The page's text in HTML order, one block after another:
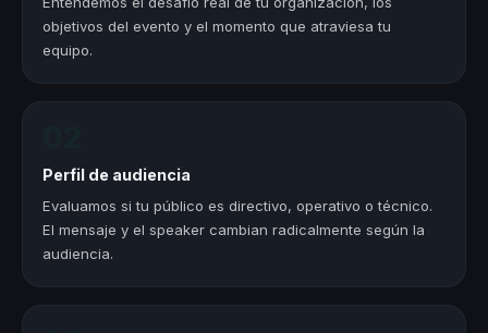
objetivos del evento y el momento que atraviesa tu
equipo.
Perfil de audiencia
Evaluamos si tu público es directivo, operativo o técnico.
El mensaje y el speaker cambian radicalmente según la
audiencia.